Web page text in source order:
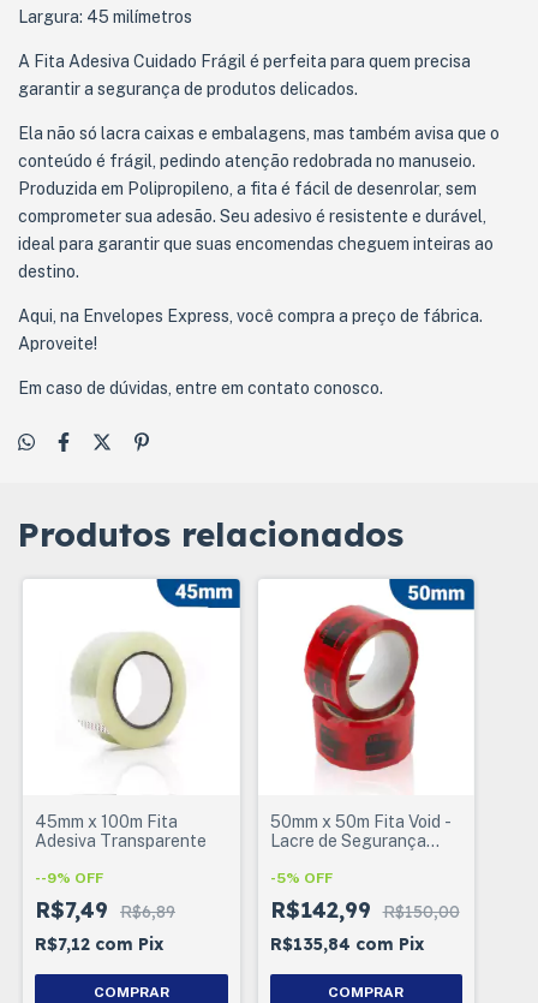
Largura: 45 milímetros
A Fita Adesiva Cuidado Frágil é perfeita para quem precisa
garantir a segurança de produtos delicados.
Ela não só lacra caixas e embalagens, mas também avisa que o
conteúdo é frágil, pedindo atenção redobrada no manuseio.
Produzida em Polipropileno, a fita é fácil de desenrolar, sem
comprometer sua adesão. Seu adesivo é resistente e durável,
ideal para garantir que suas encomendas cheguem inteiras ao
destino.
Aqui, na Envelopes Express, você compra a preço de fábrica.
Aproveite!
Em caso de dúvidas, entre em contato conosco.
Produtos relacionados
45mm x 100m Fita
Adesiva Transparente
--9% OFF
R$7,49
R$6,89
R$7,12 com Pix
COMPRAR
50mm x 50m Fita Void -
Lacre de Segurança
-5% OFF
R$142,99 R$150,00
R$135,84 com Pix
COMPRAR